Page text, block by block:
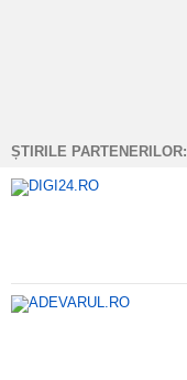
ȘTIRILE PARTENERILOR: